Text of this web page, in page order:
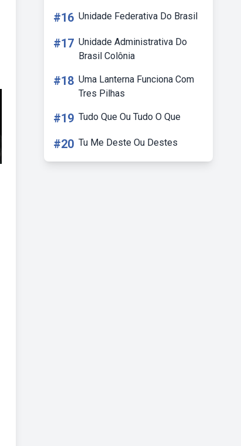
#16 Unidade Federativa Do Brasil
#17 Unidade Administrativa Do
Brasil Colônia
#18 Uma Lanterna Funciona Com
Tres Pilhas
#19 Tudo Que Ou Tudo O Que
#20 Tu Me Deste Ou Destes